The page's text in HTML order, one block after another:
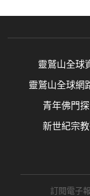
靈鷲山全球
靈鷲山全球網
青年佛門
新世紀宗
訂閱電子報